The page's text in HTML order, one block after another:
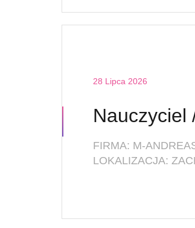
28 Lipca 2026
FIRMA: M-
LOKALIZACJA: